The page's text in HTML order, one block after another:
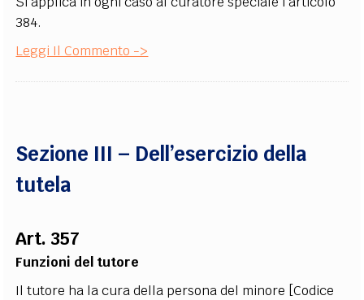
384.
Leggi Il Commento ->
Sezione III – Dell’esercizio della
tutela
Art. 357
Funzioni del tutore
Il tutore ha la cura della persona del minore [Codice